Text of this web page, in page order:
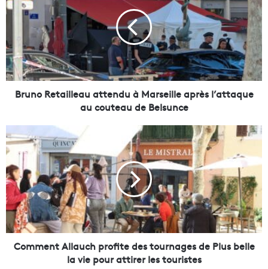
u
n
R
e
t
a
e
a
u
a
t
t
e
d
Bruno Retailleau attendu à Marseille après l’attaque
au couteau de Belsunce
C
o
m
m
e
n
t
l
Comment Allauch profite des tournages de Plus belle
la vie pour attirer les touristes